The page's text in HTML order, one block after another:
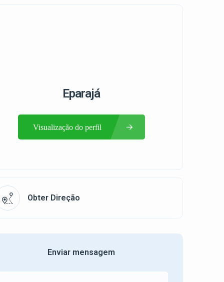
Eparajá
Visualização do perfil
Obter Direção
Enviar mensagem